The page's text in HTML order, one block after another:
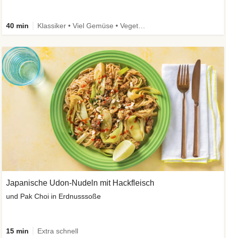
Japanische Udon-Nudeln mit Hackfleisch
und Pak Choi in Erdnusssoße
15 min Extra schnell
40 min